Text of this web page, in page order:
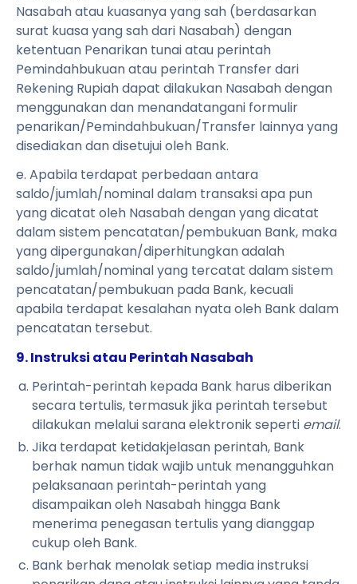
Nasabah atau kuasanya yang sah (berdasarkan
surat kuasa yang sah dari Nasabah) dengan
ketentuan Penarikan tunai atau perintah
Pemindahbukuan atau perintah Transfer dari
Rekening Rupiah dapat dilakukan Nasabah dengan
menggunakan dan menandatangani formulir
penarikan/Pemindahbukuan/Transfer lainnya yang
disediakan dan disetujui oleh Bank.
e. Apabila terdapat perbedaan antara
saldo/jumlah/nominal dalam transaksi apa pun
yang dicatat oleh Nasabah dengan yang dicatat
dalam sistem pencatatan/pembukuan Bank, maka
yang dipergunakan/diperhitungkan adalah
saldo/jumlah/nominal yang tercatat dalam sistem
pencatatan/pembukuan pada Bank, kecuali
apabila terdapat kesalahan nyata oleh Bank dalam
pencatatan tersebut.
9. Instruksi atau Perintah Nasabah
Perintah-perintah kepada Bank harus diberikan
secara tertulis, termasuk jika perintah tersebut
dilakukan melalui sarana elektronik seperti email.
Jika terdapat ketidakjelasan perintah, Bank
berhak namun tidak wajib untuk menangguhkan
pelaksanaan perintah-perintah yang
disampaikan oleh Nasabah hingga Bank
menerima penegasan tertulis yang dianggap
cukup oleh Bank.
Bank berhak menolak setiap media instruksi